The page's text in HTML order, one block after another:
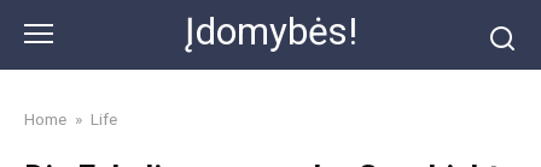
content
Įdomybės!
Home » Life